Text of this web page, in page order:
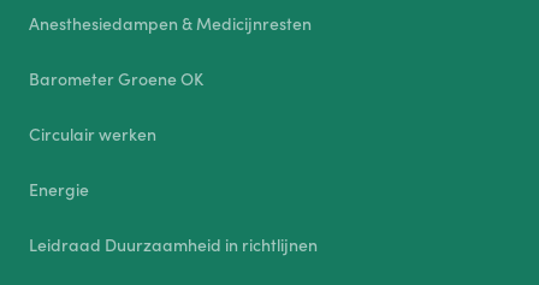
Anesthesiedampen & Medicijnresten
Barometer Groene OK
Circulair werken
Energie
Leidraad Duurzaamheid in richtlijnen